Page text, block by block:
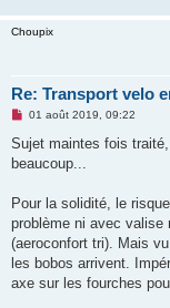
u
Choupix
Re: Transport velo
M
s
s
a
n
o
l
u
01 août 2019, 09:22
Sujet maintes fois
beaucoup...
Pour la solidité, le
problème ni avec valise
(aeroconfort tri). Mais
les bobos arrivent.
axe sur les fourches